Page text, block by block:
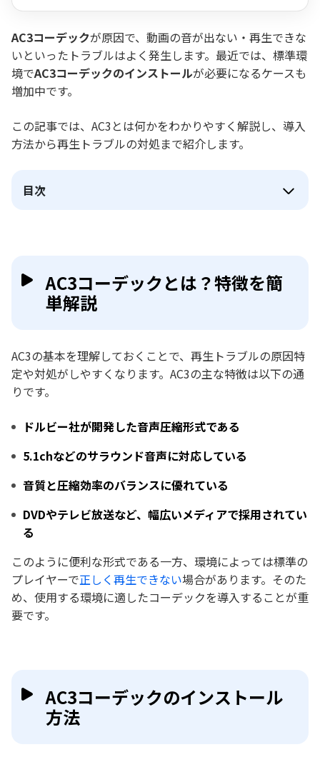
AC3コーデックが原因で、動画の音が出ない・再生できな
いといったトラブルはよく発生します。最近では、標準環
境でAC3コーデックのインストールが必要になるケースも
増加中です。
この記事では、AC3とは何かをわかりやすく解説し、導入
方法から再生トラブルの対処まで紹介します。
目次
AC3コーデックとは？特徴を簡
単解説
AC3の基本を理解しておくことで、再生トラブルの原因特
定や対処がしやすくなります。AC3の主な特徴は以下の通
りです。
ドルビー社が開発した音声圧縮形式である
5.1chなどのサラウンド音声に対応している
音質と圧縮効率のバランスに優れている
DVDやテレビ放送など、幅広いメディアで採用されてい
る
このように便利な形式である一方、環境によっては標準の
プレイヤーで正しく再生できない場合があります。そのた
め、使用する環境に適したコーデックを導入することが重
要です。
AC3コーデックのインストール
方法